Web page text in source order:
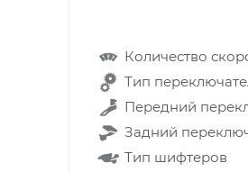
Количество
Тип
Передний
Задний
Тип шифтеров